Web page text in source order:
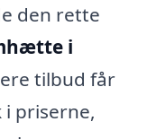
den rette
i
tilbud får
priserne,